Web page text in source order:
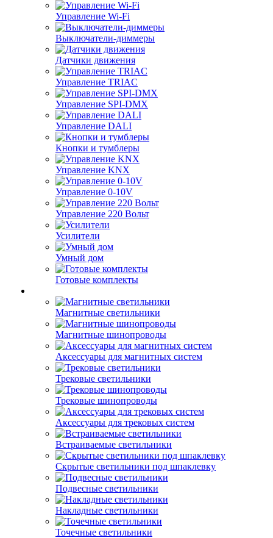
Управление Wi-Fi
Выключатели-диммеры
Датчики движения
Управление TRIAC
Управление SPI-DMX
Управление DALI
Кнопки и тумблеры
Управление KNX
Управление 0-10V
Управление 220 Вольт
Усилители
Умный дом
Готовые комплекты
Магнитные светильники
Магнитные шинопроводы
Аксессуары для магнитных систем
Трековые светильники
Трековые шинопроводы
Аксессуары для трековых систем
Встраиваемые светильники
Скрытые светильники под шпаклевку
Подвесные светильники
Накладные светильники
Точечные светильники